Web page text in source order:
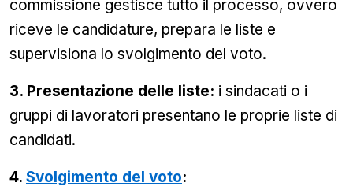
commissione gestisce tutto il processo, ovvero
riceve le candidature, prepara le liste e
supervisiona lo svolgimento del voto.
3. Presentazione delle liste: i sindacati o i
gruppi di lavoratori presentano le proprie liste di
candidati.
4. Svolgimento del voto: